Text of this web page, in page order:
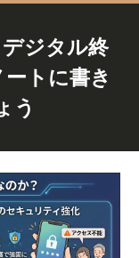
デジタル終
トに書き
う